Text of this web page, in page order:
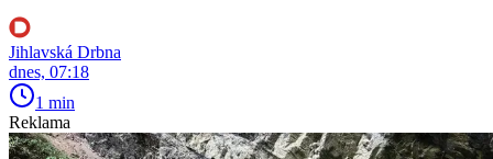
Jihlavská Drbna
dnes, 07:18
1 min
Reklama